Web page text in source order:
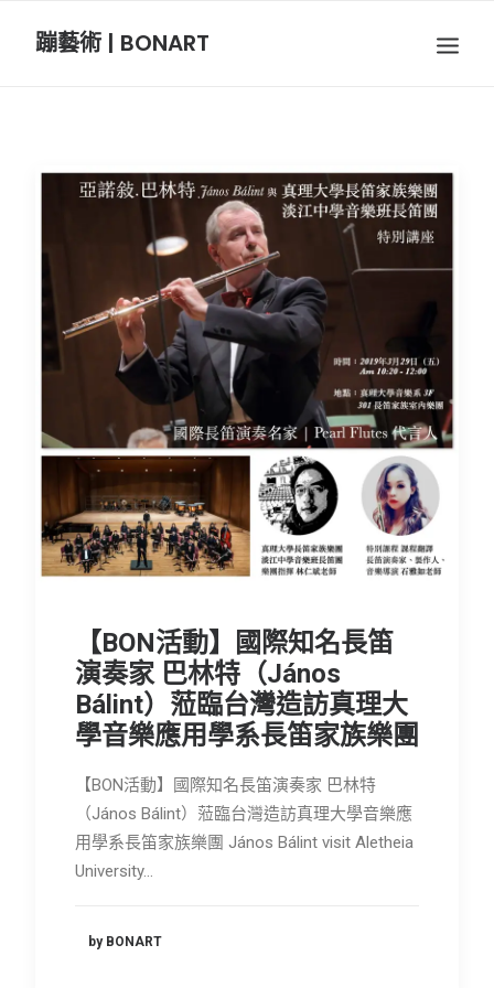
蹦藝術 | BONART
BON旅行
節慶長笛樂團
關於我們
會員專區
SEARCH
【BON活動】國際知名長笛
演奏家 巴林特（János
Bálint）蒞臨台灣造訪真理大
學音樂應用學系長笛家族樂團
【BON活動】國際知名長笛演奏家 巴林特
（János Bálint）蒞臨台灣造訪真理大學音樂應
用學系長笛家族樂團 János Bálint visit Aletheia
University…
by BONART